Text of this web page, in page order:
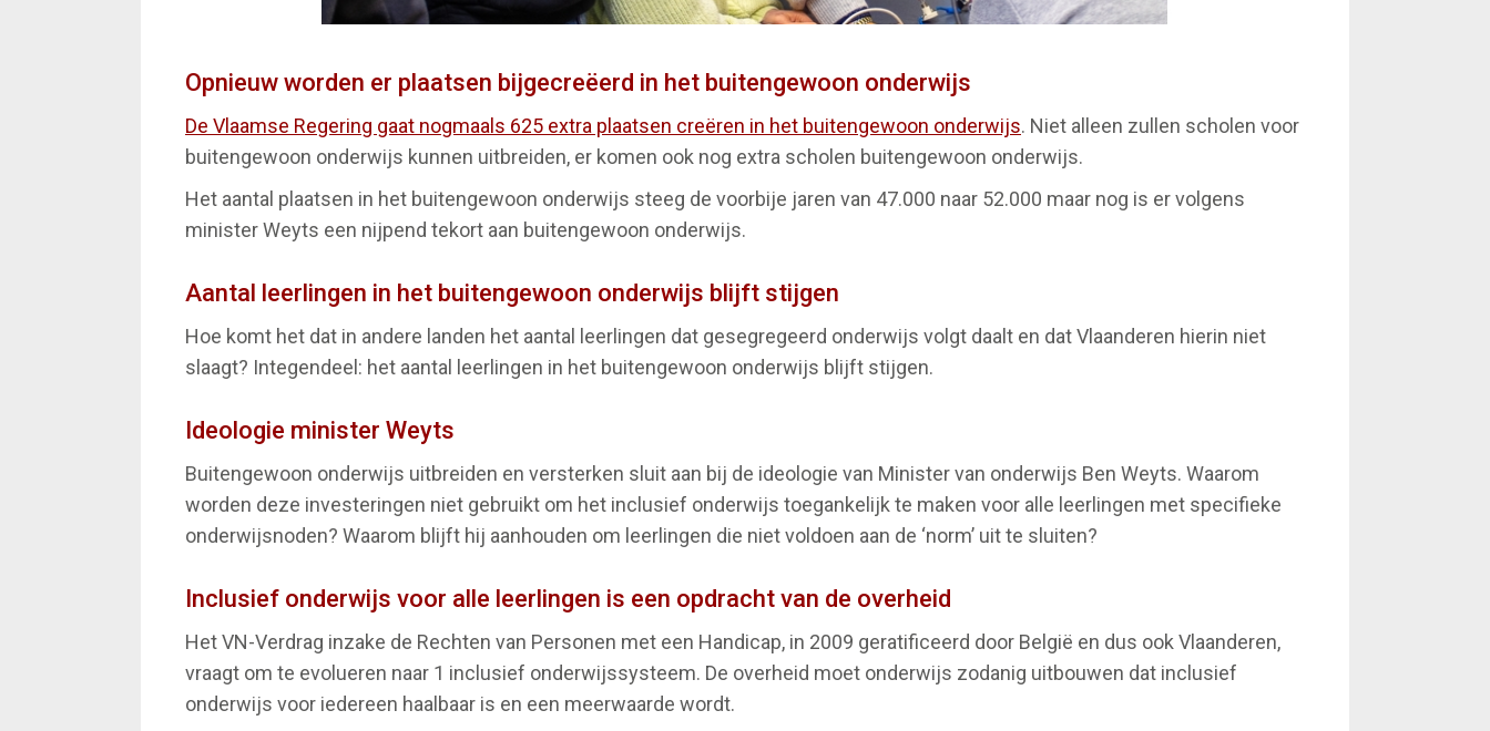
Opnieuw worden er plaatsen bijgecreëerd in het buitengewoon onderwijs
De Vlaamse Regering gaat nogmaals 625 extra plaatsen creëren in het buitengewoon onderwijs. Niet alleen zullen scholen voor
buitengewoon onderwijs kunnen uitbreiden, er komen ook nog extra scholen buitengewoon onderwijs.
Het aantal plaatsen in het buitengewoon onderwijs steeg de voorbije jaren van 47.000 naar 52.000 maar nog is er volgens
minister Weyts een nijpend tekort aan buitengewoon onderwijs.
Aantal leerlingen in het buitengewoon onderwijs blijft stijgen
Hoe komt het dat in andere landen het aantal leerlingen dat gesegregeerd onderwijs volgt daalt en dat Vlaanderen hierin niet
slaagt? Integendeel: het aantal leerlingen in het buitengewoon onderwijs blijft stijgen.
Ideologie minister Weyts
Buitengewoon onderwijs uitbreiden en versterken sluit aan bij de ideologie van Minister van onderwijs Ben Weyts. Waarom
worden deze investeringen niet gebruikt om het inclusief onderwijs toegankelijk te maken voor alle leerlingen met specifieke
onderwijsnoden? Waarom blijft hij aanhouden om leerlingen die niet voldoen aan de ‘norm’ uit te sluiten?
Inclusief onderwijs voor alle leerlingen is een opdracht van de overheid
Het VN-Verdrag inzake de Rechten van Personen met een Handicap, in 2009 geratificeerd door België en dus ook Vlaanderen,
vraagt om te evolueren naar 1 inclusief onderwijssysteem. De overheid moet onderwijs zodanig uitbouwen dat inclusief
onderwijs voor iedereen haalbaar is en een meerwaarde wordt.